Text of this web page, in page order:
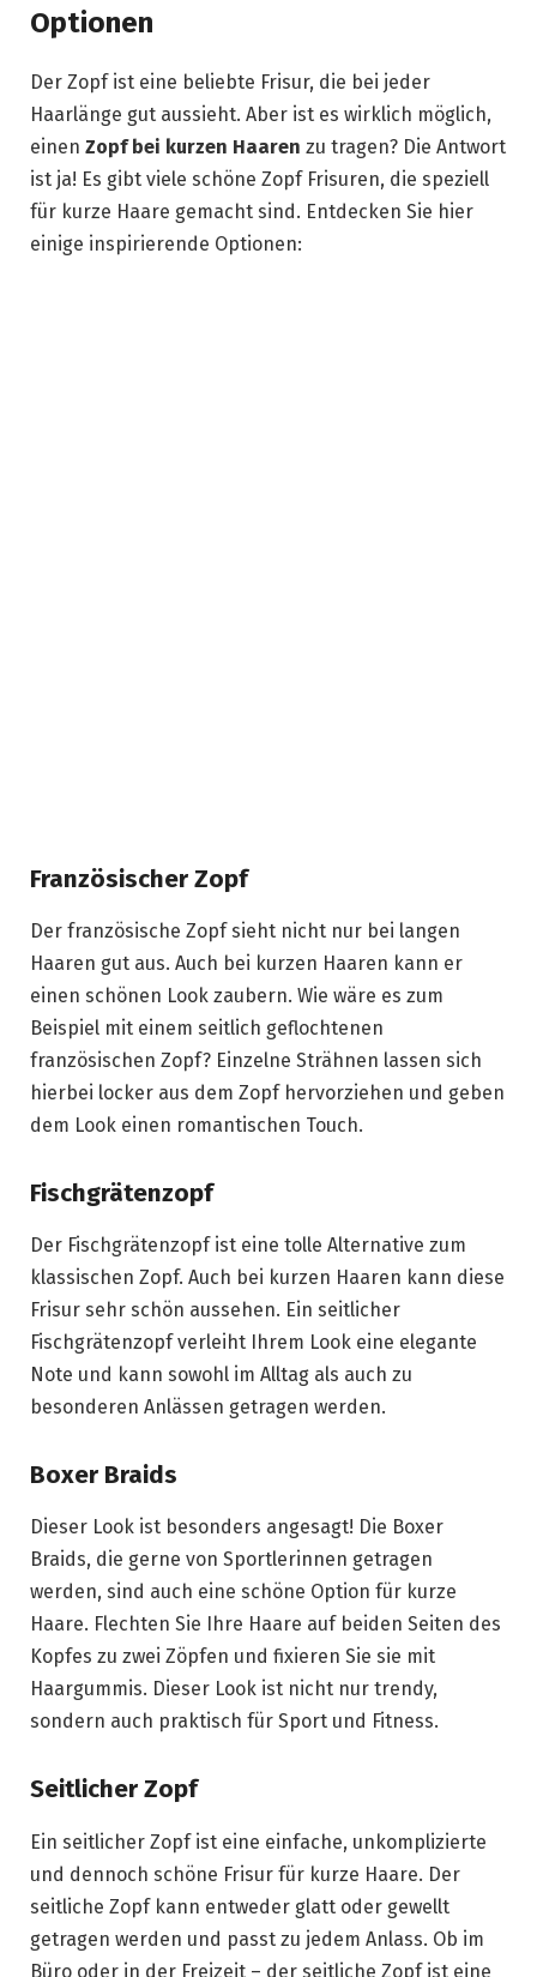
Optionen
Der Zopf ist eine beliebte Frisur, die bei jeder
Haarlänge gut aussieht. Aber ist es wirklich möglich,
einen Zopf bei kurzen Haaren zu tragen? Die Antwort
ist ja! Es gibt viele schöne Zopf Frisuren, die speziell
für kurze Haare gemacht sind. Entdecken Sie hier
einige inspirierende Optionen:
Französischer Zopf
Der französische Zopf sieht nicht nur bei langen
Haaren gut aus. Auch bei kurzen Haaren kann er
einen schönen Look zaubern. Wie wäre es zum
Beispiel mit einem seitlich geflochtenen
französischen Zopf? Einzelne Strähnen lassen sich
hierbei locker aus dem Zopf hervorziehen und geben
dem Look einen romantischen Touch.
Fischgrätenzopf
Der Fischgrätenzopf ist eine tolle Alternative zum
klassischen Zopf. Auch bei kurzen Haaren kann diese
Frisur sehr schön aussehen. Ein seitlicher
Fischgrätenzopf verleiht Ihrem Look eine elegante
Note und kann sowohl im Alltag als auch zu
besonderen Anlässen getragen werden.
Boxer Braids
Dieser Look ist besonders angesagt! Die Boxer
Braids, die gerne von Sportlerinnen getragen
werden, sind auch eine schöne Option für kurze
Haare. Flechten Sie Ihre Haare auf beiden Seiten des
Kopfes zu zwei Zöpfen und fixieren Sie sie mit
Haargummis. Dieser Look ist nicht nur trendy,
sondern auch praktisch für Sport und Fitness.
Seitlicher Zopf
Ein seitlicher Zopf ist eine einfache, unkomplizierte
und dennoch schöne Frisur für kurze Haare. Der
seitliche Zopf kann entweder glatt oder gewellt
getragen werden und passt zu jedem Anlass. Ob im
Büro oder in der Freizeit – der seitliche Zopf ist eine